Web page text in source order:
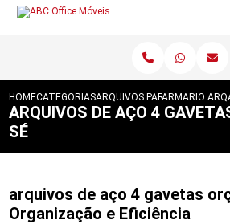
HOMECATEGORIASARQUIVOS PARAARMARIO
ARQUIVOS DE AÇO 4
SÉ
arquivos de aço 4 gavetas
Organização e Eficiência